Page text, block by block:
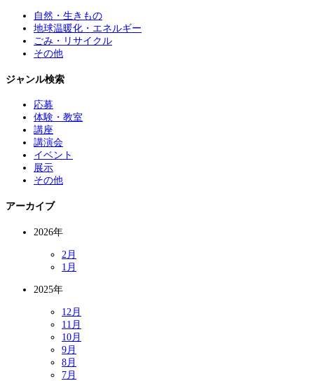
自然・生きもの
地球温暖化・エネルギー
ごみ・リサイクル
その他
ジャンル検索
応募
体験・教室
講座
講演会
イベント
展示
その他
アーカイブ
2026年
2月
1月
2025年
12月
11月
10月
9月
8月
7月